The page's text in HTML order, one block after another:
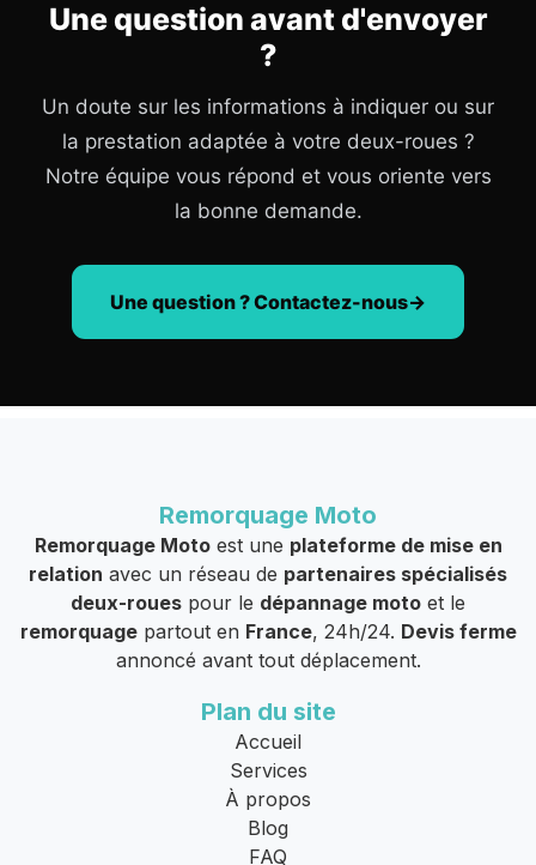
Une question avant d'envoyer
?
Un doute sur les informations à indiquer ou sur
la prestation adaptée à votre deux-roues ?
Notre équipe vous répond et vous oriente vers
la bonne demande.
Une question ? Contactez-nous
Remorquage Moto
Remorquage Motoest une plateforme de mise en
relation avec un réseau de partenaires spécialisés
deux-roues pour le dépannage moto et le
remorquagepartout en France, 24h/24. Devis ferme
annoncé avant tout déplacement.
Plan du site
Accueil
Services
À propos
Blog
FAQ